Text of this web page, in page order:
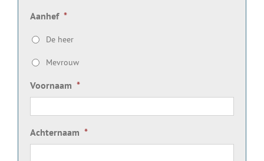
Aanhef *
De heer
Mevrouw
Voornaam *
Achternaam *